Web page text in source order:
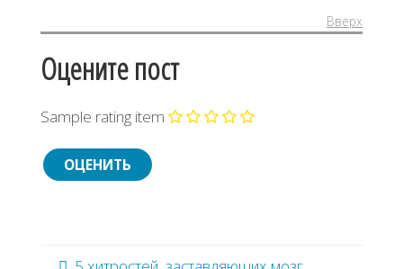
Вверх
Оцените пост
Sample rating item